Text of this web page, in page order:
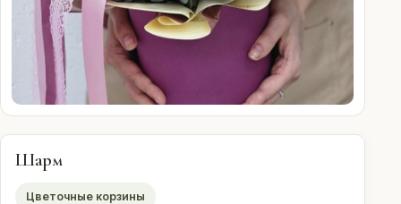
Доставка
Оплата
подписки
Шарм
Цветочные корзины